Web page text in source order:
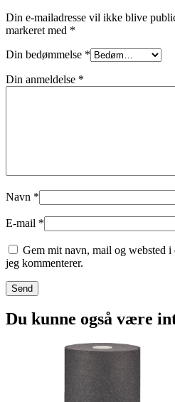
Din e-mailadresse vil ikke blive
markeret med *
Din bedømmelse *
Din anmeldelse *
Navn *
E-mail *
Gem mit navn, mail og websted
jeg kommenterer.
Du kunne også være